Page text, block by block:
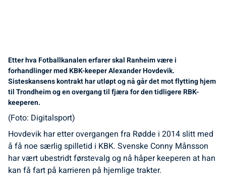
Etter hva Fotballkanalen erfarer skal Ranheim være i
forhandlinger med KBK-keeper Alexander Hovdevik.
Sisteskansens kontrakt har utløpt og nå går det mot flytting hjem
til Trondheim og en overgang til fjæra for den tidligere RBK-
keeperen.
(Foto: Digitalsport)
Hovdevik har etter overgangen fra Rødde i 2014 slitt med
å få noe særlig spilletid i KBK. Svenske Conny Månsson
har vært ubestridt førstevalg og nå håper keeperen at han
kan få fart på karrieren på hjemlige trakter.